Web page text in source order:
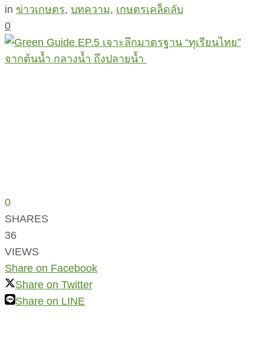
in ข่าวเกษตร, บทความ, เกษตรเคล็ดลับ
0
0
SHARES
36
VIEWS
Share on Facebook
Share on Twitter
Share on LINE